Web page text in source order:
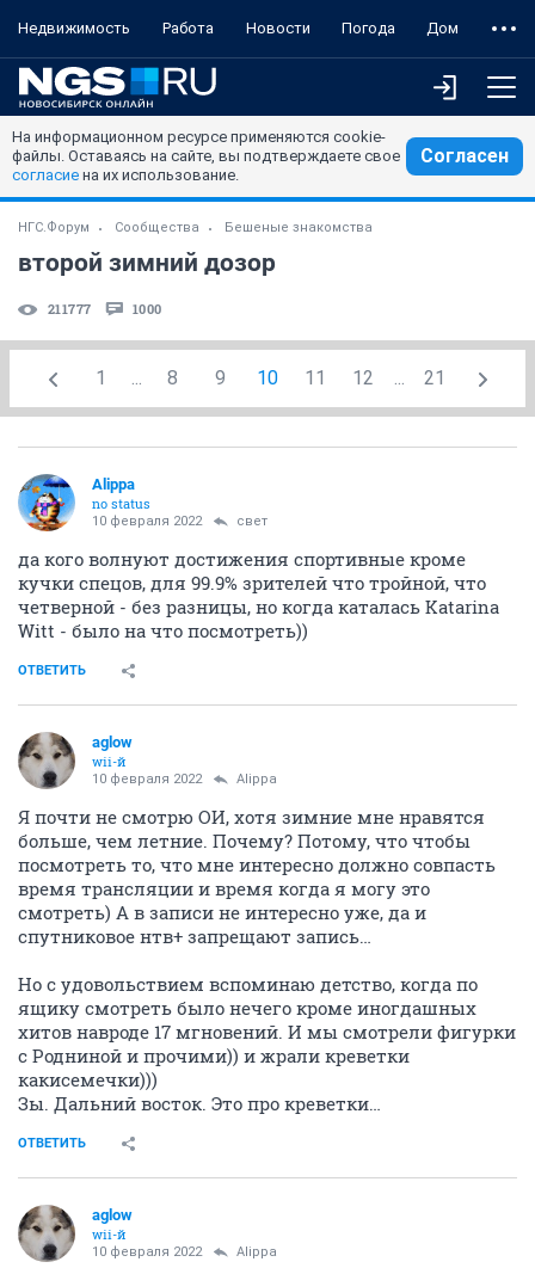
Недвижимость Работа Новости Погода Дом
На информационном ресурсе применяются cookie-
файлы. Оставаясь на сайте, вы подтверждаете свое
согласие на их использование.
Согласен
НГС.Форум Сообщества Бешеные знакомства
второй зимний дозор
211777 1000
1 ... 8 9 10 11 12 ... 21
Alippa
no status
10 февраля 2022 свет
да кого волнуют достижения спортивные кроме
кучки спецов, для 99.9% зрителей что тройной, что
четверной - без разницы, но когда каталась Katarina
Witt - было на что посмотреть))
ОТВЕТИТЬ
aglow
wii-й
10 февраля 2022 Alippa
Я почти не смотрю ОИ, хотя зимние мне нравятся
больше, чем летние. Почему? Потому, что чтобы
посмотреть то, что мне интересно должно совпасть
время трансляции и время когда я могу это
смотреть) А в записи не интересно уже, да и
спутниковое нтв+ запрещают запись…
Но с удовольствием вспоминаю детство, когда по
ящику смотреть было нечего кроме иногдашных
хитов навроде 17 мгновений. И мы смотрели фигурки
с Родниной и прочими)) и жрали креветки
какисемечки)))
Зы. Дальний восток. Это про креветки…
ОТВЕТИТЬ
aglow
wii-й
10 февраля 2022 Alippa